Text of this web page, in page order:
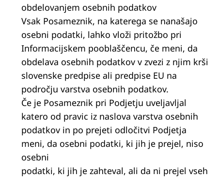
obdelovanjem osebnih podatkov
Vsak Posameznik, na katerega se nanašajo
osebni podatki, lahko vloži pritožbo pri
Informacijskem pooblaščencu, če meni, da
obdelava osebnih podatkov v zvezi z njim krši
slovenske predpise ali predpise EU na
področju varstva osebnih podatkov.
Če je Posameznik pri Podjetju uveljavljal
katero od pravic iz naslova varstva osebnih
podatkov in po prejeti odločitvi Podjetja
meni, da osebni podatki, ki jih je prejel, niso
osebni
podatki, ki jih je zahteval, ali da ni prejel vseh